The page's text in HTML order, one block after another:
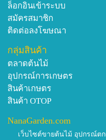
ล็อกอินเข้าระบบ
สมัครสมาชิก
ติดต่อลงโฆษณา
กลุ่มสินค้า
ตลาดต้นไม้
อุปกรณ์การเกษตร
สินค้าเกษตร
สินค้า OTOP
NanaGarden.com
เว็บไซต์ขายต้นไม้ อุปกรณ์ต